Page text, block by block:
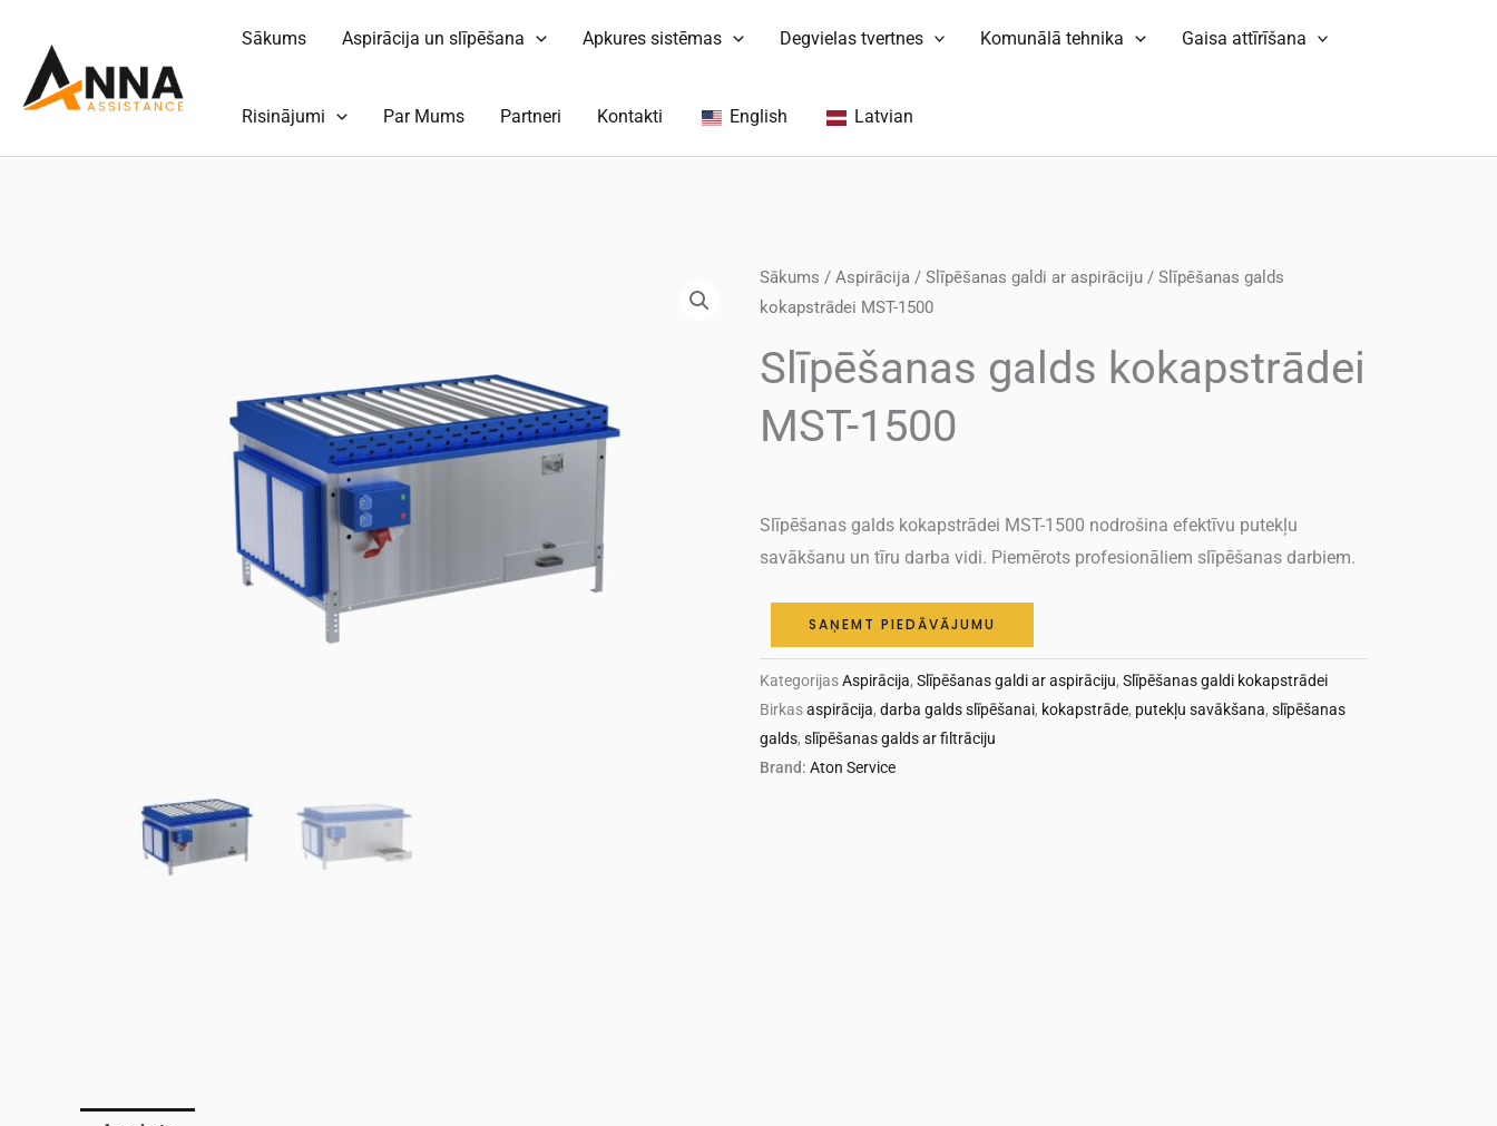
saturu
Sākums Aspirācija un slīpēšana Apkures sistēmas Degvielas tvertnes Komunālā tehnika Gaisa attīrīšana
Risinājumi Par Mums Partneri Kontakti English Latvian
Sākums / Aspirācija / Slīpēšanas galdi ar aspirāciju / Slīpēšanas galds
kokapstrādei MST-1500
Slīpēšanas galds kokapstrādei
MST-1500
Slīpēšanas galds kokapstrādei MST-1500 nodrošina efektīvu putekļu
savākšanu un tīru darba vidi. Piemērots profesionāliem slīpēšanas darbiem.
SAŅEMT PIEDĀVĀJUMU
KategorijasAspirācija, Slīpēšanas galdi ar aspirāciju, Slīpēšanas galdi kokapstrādei
Birkasaspirācija, darba galds slīpēšanai, kokapstrāde, putekļu savākšana, slīpēšanas
galds, slīpēšanas galds ar filtrāciju
Brand: Aton Service